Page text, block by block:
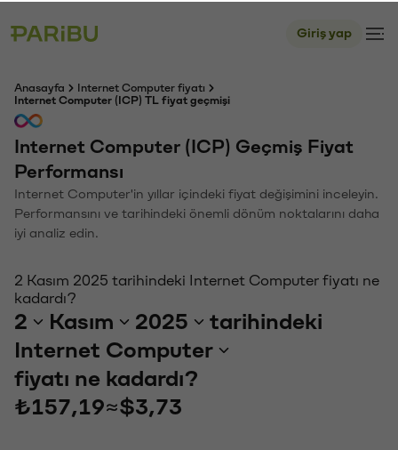
Giriş yap
Anasayfa
Internet Computer fiyatı
Internet Computer (ICP) TL fiyat geçmişi
Internet Computer (ICP) Geçmiş Fiyat
Performansı
Internet Computer'in yıllar içindeki fiyat değişimini inceleyin.
Performansını ve tarihindeki önemli dönüm noktalarını daha
iyi analiz edin.
2 Kasım 2025 tarihindeki Internet Computer fiyatı ne
kadardı?
2 Kasım 2025
tarihindeki
Internet Computer
fiyatı ne kadardı?
₺157,19≈$3,73